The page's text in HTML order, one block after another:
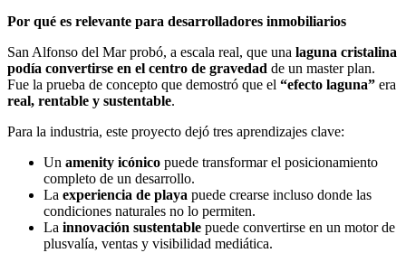
Por qué es relevante para desarrolladores inmobiliarios
San Alfonso del Mar probó, a escala real, que una laguna cristalina
podía convertirse en el centro de gravedad de un master plan.
Fue la prueba de concepto que demostró que el “efecto laguna” era
real, rentable y sustentable.
Para la industria, este proyecto dejó tres aprendizajes clave:
Un amenity icónico puede transformar el posicionamiento
completo de un desarrollo.
La experiencia de playa puede crearse incluso donde las
condiciones naturales no lo permiten.
La innovación sustentable puede convertirse en un motor de
plusvalía, ventas y visibilidad mediática.